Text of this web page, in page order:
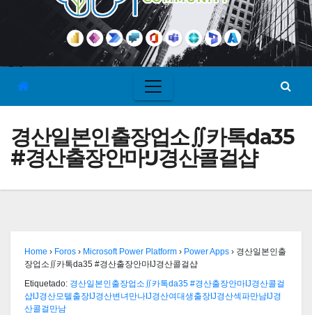
경산일본인출장업소∬카톡da35
#경산출장안마Ĳ경산콜걸샵
Home › Foros › Microsoft Power Platform › Power Apps › 경산일본인출
장업소∬카톡da35 #경산출장안마Ĳ경산콜걸샵
Etiquetado: 경산일본인출장업소∬카톡da35 #경산출장안마Ĳ경산콜걸
샵Ĳ경산모텔출장Ĳ경산변녀만나Ĳ경산여대생출장Ĳ경산섹파만남Ĳ경
산콜걸만남